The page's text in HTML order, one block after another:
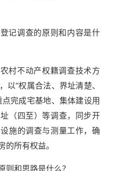
记调查的原则和内容是什
村不动产权籍调查技术方
以“权属合法、界址清楚、
完成宅基地、集体建设用
（四至）等调查，同步开
施的调查与测量工作，确
的所有权益。
则和思路是什么？